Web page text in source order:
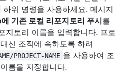
하위 명령을 사용하세요. 메시지
기존 로컬 리포지토리 푸시를
지토리 이름을 입력합니다. 프로
신 조직에 속하도록 하려
PROJECT-NAME 을 사용하여 조
름을 지정합니다.